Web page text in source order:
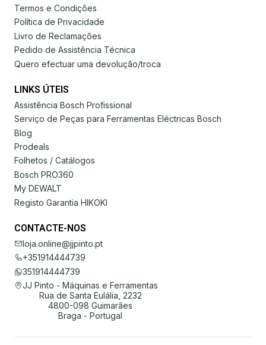
Termos e Condições
Política de Privacidade
Livro de Reclamações
Pedido de Assistência Técnica
Quero efectuar uma devolução/troca
LINKS ÚTEIS
Assistência Bosch Profissional
Serviço de Peças para Ferramentas Eléctricas Bosch
Blog
Prodeals
Folhetos / Catálogos
Bosch PRO360
My DEWALT
Registo Garantia HIKOKI
CONTACTE-NOS
loja.online@jjpinto.pt
+351914444739
351914444739
JJ Pinto - Máquinas e Ferramentas
Rua de Santa Eulália, 2232
4800-098 Guimarães
Braga - Portugal